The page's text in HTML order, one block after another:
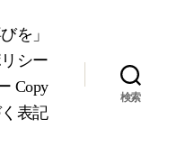
を」
シー
Copy
表記
検索